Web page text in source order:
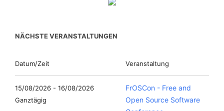
NÄCHSTE VERANSTALTUNGEN
Datum/Zeit Veranstaltung
15/08/2026 - 16/08/2026
Ganztägig
FrOSCon - Free and
Open Source Software